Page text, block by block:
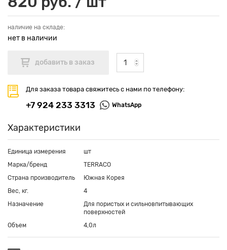
наличие на складе:
нет в наличии
Для заказа товара свяжитесь с нами по телефону:
+7 924 233 3313 WhatsApp
Характеристики
Единица измерения
шт
Марка/бренд
TERRACO
Страна производитель
Южная Корея
Вес, кг.
4
Назначение
Для пористых и сильновпитывающих
поверхностей
Объем
4,0л